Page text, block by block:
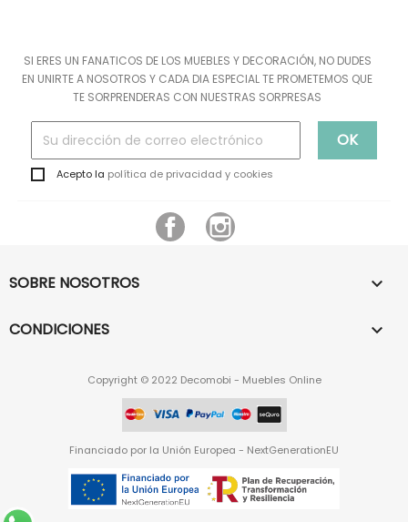
SI ERES UN FANATICOS DE LOS MUEBLES Y DECORACIÓN, NO DUDES
EN UNIRTE A NOSOTROS Y CADA DIA ESPECIAL TE PROMETEMOS QUE
TE SORPRENDERAS CON NUESTRAS SORPRESAS
Acepto la política de privacidad y cookies
Facebook
SOBRE NOSOTROS 
CONDICIONES 
Copyright © 2022 Decomobi - Muebles Online
Financiado por la Unión Europea - NextGenerationEU